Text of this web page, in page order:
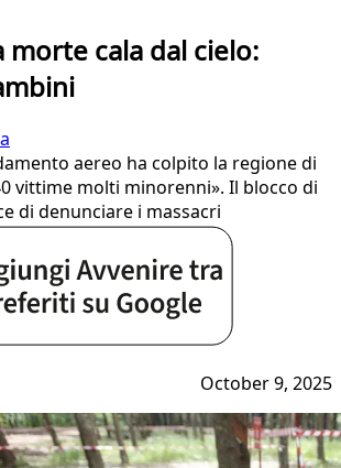
morte cala dal cielo:
aereo ha colpito la regione di
vittime molti minorenni». Il blocco di
di denunciare i massacri
October 9, 2025